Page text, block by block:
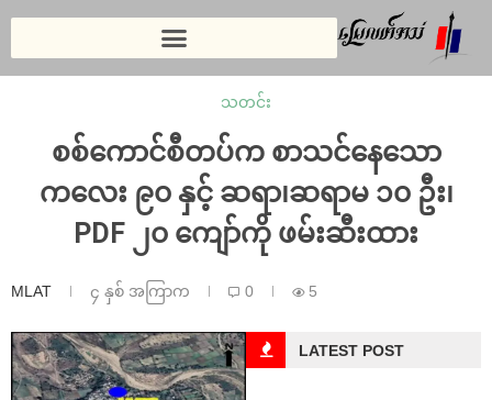
သတင်း
စစ်ကောင်စီတပ်က စာသင်နေသော
ကလေး ၉၀ နှင့် ဆရာ၊ဆရာမ ၁၀ ဦး၊
PDF ၂၀ ကျော်ကို ဖမ်းဆီးထား
MLAT ၄ နှစ် အကြာက 0 5
LATEST POST